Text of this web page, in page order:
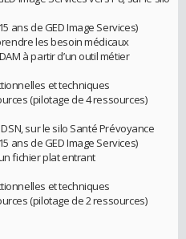
ans de GED Image Services)
les besoin médicaux
à partir d’un outil métier
et techniques
(pilotage de 4 ressources)
sur le silo Santé Prévoyance
ans de GED Image Services)
fichier plat entrant
et techniques
(pilotage de 2 ressources)